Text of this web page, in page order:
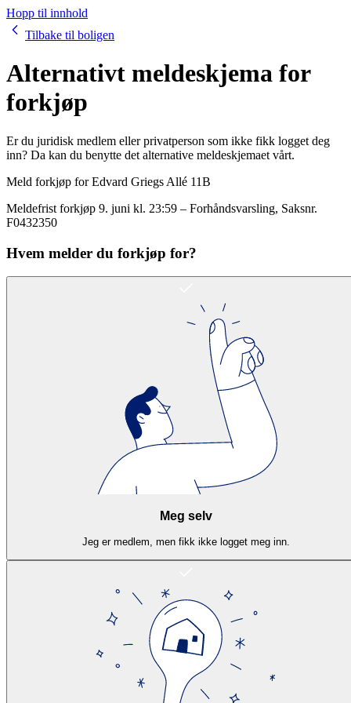
Hopp til innhold
Tilbake til boligen
Alternativt meldeskjema for
forkjøp
Er du juridisk medlem eller privatperson som ikke fikk logget deg
inn? Da kan du benytte det alternative meldeskjemaet vårt.
Meld forkjøp forEdvard Griegs Allé 11B
Meldefrist forkjøp 9. juni kl. 23:59 – Forhåndsvarsling, Saksnr.
F0432350
Hvem melder du forkjøp for?
Meg selv
Jeg er medlem, men fikk ikke logget meg inn.